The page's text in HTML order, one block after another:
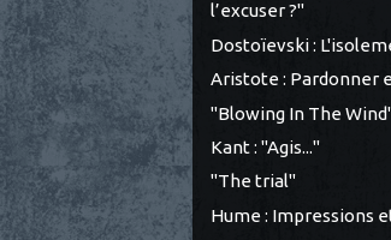
l’excuser ?"
Dostoïevski :
Aristote : Pardonner
"Blowing In The
Kant : "Agis..."
"The trial"
Hume : Impressions